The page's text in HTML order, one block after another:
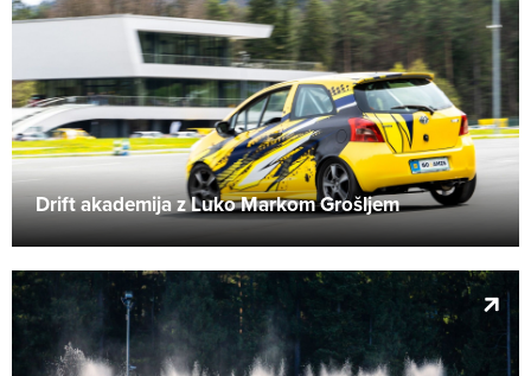
Drift akademija z Luko Markom Grošljem